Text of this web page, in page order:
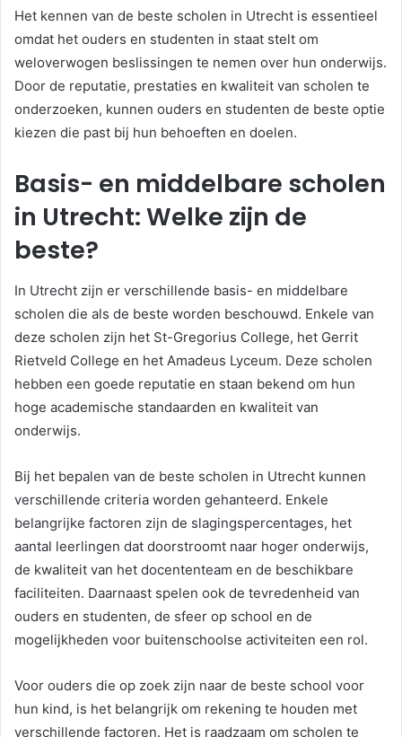
Het kennen van de beste scholen in Utrecht is essentieel
omdat het ouders en studenten in staat stelt om
weloverwogen beslissingen te nemen over hun onderwijs.
Door de reputatie, prestaties en kwaliteit van scholen te
onderzoeken, kunnen ouders en studenten de beste optie
kiezen die past bij hun behoeften en doelen.
Basis- en middelbare scholen
in Utrecht: Welke zijn de
beste?
In Utrecht zijn er verschillende basis- en middelbare
scholen die als de beste worden beschouwd. Enkele van
deze scholen zijn het St-Gregorius College, het Gerrit
Rietveld College en het Amadeus Lyceum. Deze scholen
hebben een goede reputatie en staan bekend om hun
hoge academische standaarden en kwaliteit van
onderwijs.
Bij het bepalen van de beste scholen in Utrecht kunnen
verschillende criteria worden gehanteerd. Enkele
belangrijke factoren zijn de slagingspercentages, het
aantal leerlingen dat doorstroomt naar hoger onderwijs,
de kwaliteit van het docententeam en de beschikbare
faciliteiten. Daarnaast spelen ook de tevredenheid van
ouders en studenten, de sfeer op school en de
mogelijkheden voor buitenschoolse activiteiten een rol.
Voor ouders die op zoek zijn naar de beste school voor
hun kind, is het belangrijk om rekening te houden met
verschillende factoren. Het is raadzaam om scholen te